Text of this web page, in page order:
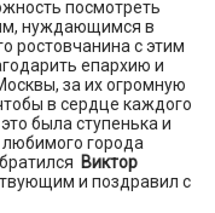
посмотреть
нуждающимся в
ростовчанина с этим
епархию и
за их огромную
в сердце каждого
была ступенька и
города
Виктор
и поздравил с